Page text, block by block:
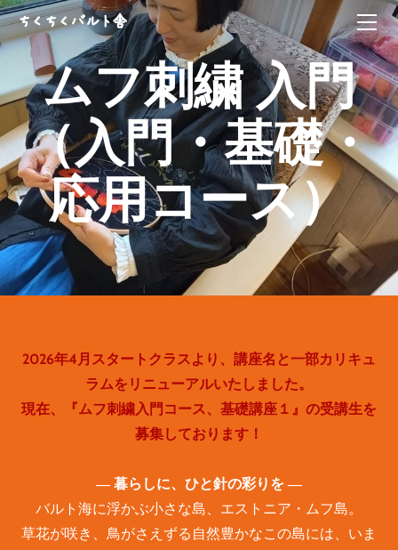
ちくちくバルト舎
ムフ刺繍 入門
（入門・基礎・
応用コース）
2026年4月スタートクラスより、講座名と一部カリキュ
ラムをリニューアルいたしました。
現在、『ムフ刺繍入門コース、基礎講座１』の受講生を
募集しております！
​― 暮らしに、ひと針の彩りを ―
バルト海に浮かぶ小さな島、エストニア・ムフ島。
草花が咲き、鳥がさえずる自然豊かなこの島には、いま
ABOUT
kikucönia
エストニア手芸教室
ムフ刺繍講座
workshop
ちくちくバルト三国誌
ONLINE SHOP
ちくちくバルト舎vintage
CONTACT
ログイン | 登録